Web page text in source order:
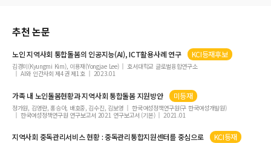
추천 논문
노인지역사회 통합돌봄의 인공지능(AI), ICT활용사례 연구 KCI등재후보
김경미(Kyungmi Kim), 이용재(Yongjae Lee)
호서대학교 글로벌융합연구소
AI와 인간사회 제4권 제1호
2023.01
가족 내 노인돌봄현황과지역사회통합돌봄 지원방안 미등재
정가원, 김영란, 홍승아, 배호중, 김수진, 김보영
한국여성정책연구원(구 한국여성개발원)
한국여성정책연구원 연구보고서 2021 연구보고서 (기본)
2021.01
지역사회 중독관리서비스 현황 : 중독관리통합지원센터를 중심으로 KCI등재